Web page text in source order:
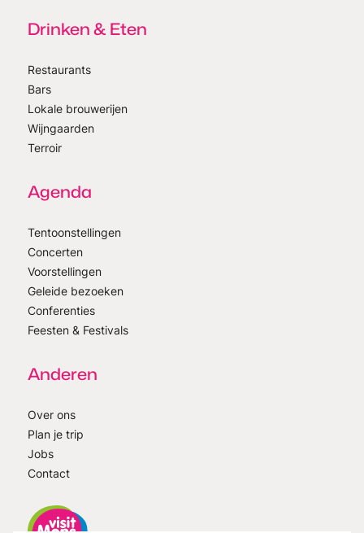
Drinken & Eten
Restaurants
Bars
Lokale brouwerijen
Wijngaarden
Terroir
Agenda
Tentoonstellingen
Concerten
Voorstellingen
Geleide bezoeken
Conferenties
Feesten & Festivals
Anderen
Over ons
Plan je trip
Jobs
Contact